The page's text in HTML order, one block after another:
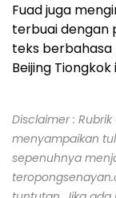
Fuad juga
terbuai dengan
teks berbahasa
Beijing
Disclaimer :
menyampaikan
sepenuhnya